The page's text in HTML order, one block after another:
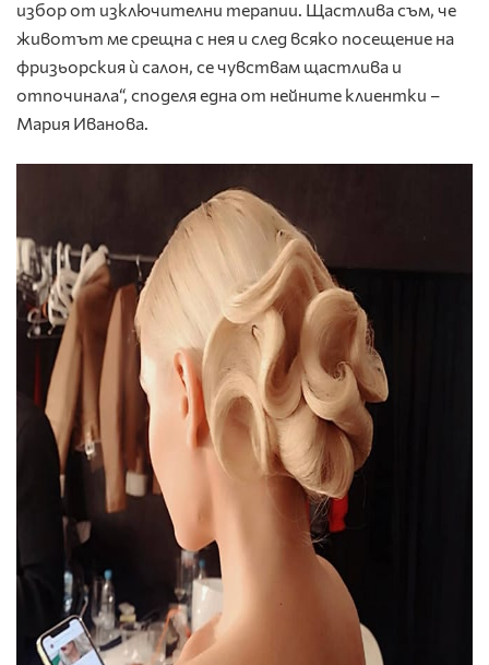
избор от изключителни терапии. Щастлива съм, че
животът ме срещна с нея и след всяко посещение на
фризьорския ѝ салон, се чувствам щастлива и
отпочинала“, споделя една от нейните клиентки –
Мария Иванова.